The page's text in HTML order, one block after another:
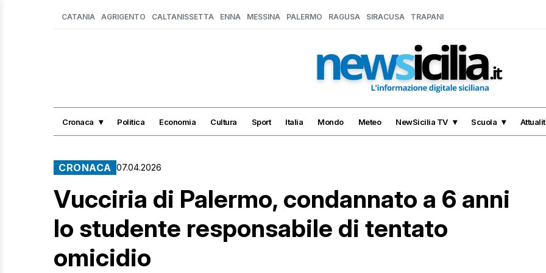
CATANIA AGRIGENTO CALTANISSETTA ENNA MESSINA PALERMO RAGUSA SIRACUSA TRAPANI
Cronaca Politica Economia Cultura Sport Italia Mondo Meteo NewSicilia TV Scuola
CRONACA 07.04.2026
Vucciria di Palermo, condannato a 6 anni
lo studente responsabile di tentato
omicidio